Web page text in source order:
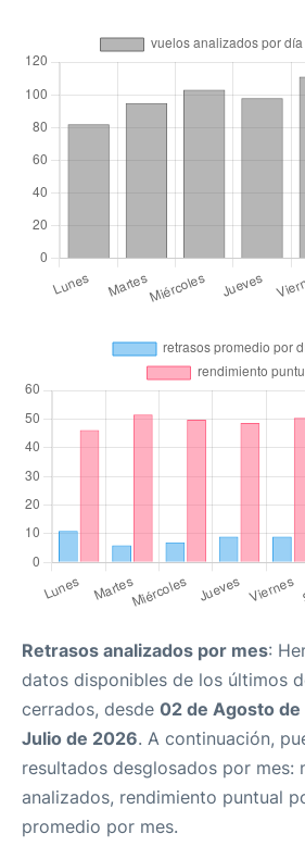
Retrasos analizados por mes:
datos disponibles de los últimos
cerrados, desde 02 de Agosto
Julio de 2026. A continuación,
resultados desglosados por mes:
analizados, rendimiento puntual
promedio por mes.